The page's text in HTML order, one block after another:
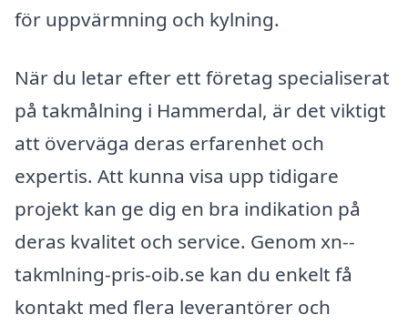
för uppvärmning och kylning.
När du letar efter ett företag specialiserat
på takmålning i Hammerdal, är det viktigt
att överväga deras erfarenhet och
expertis. Att kunna visa upp tidigare
projekt kan ge dig en bra indikation på
deras kvalitet och service. Genom xn--
takmlning-pris-oib.se kan du enkelt få
kontakt med flera leverantörer och